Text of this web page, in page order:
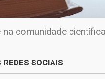
comunidade científica
REDES SOCIAIS